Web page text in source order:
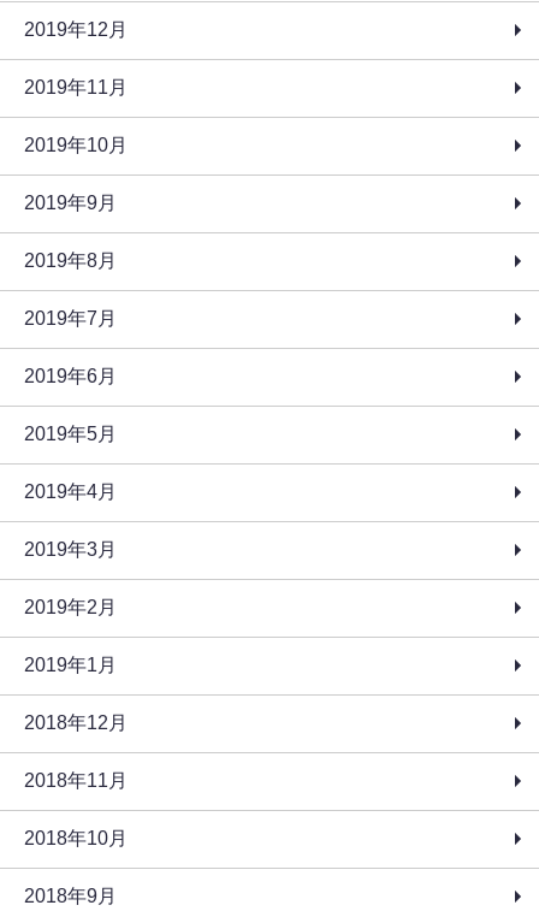
2019年12月
2019年11月
2019年10月
2019年9月
2019年8月
2019年7月
2019年6月
2019年5月
2019年4月
2019年3月
2019年2月
2019年1月
2018年12月
2018年11月
2018年10月
2018年9月